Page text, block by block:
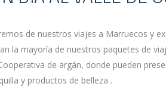
de nuestros viajes a Marruecos y
la mayoría de nuestros paquetes de
de argán, donde pueden
y productos de belleza .